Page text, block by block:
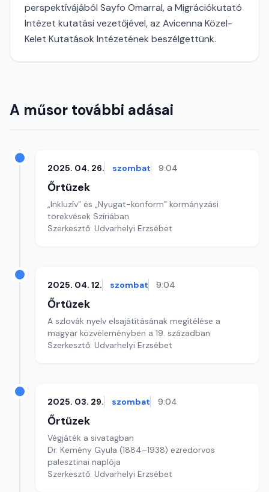
perspektívájából Sayfo Omarral, a Migrációkutató
Intézet kutatási vezetőjével, az Avicenna Közel-
Kelet Kutatások Intézetének beszélgettünk.
A műsor további adásai
2025. 04. 26. szombat 9:04
Őrtüzek
„Inkluzív” és „Nyugat-konform” kormányzási
törekvések Szíriában
Szerkesztő: Udvarhelyi Erzsébet
2025. 04. 12. szombat 9:04
Őrtüzek
A szlovák nyelv elsajátításának megítélése a
magyar közvéleményben a 19. században
Szerkesztő: Udvarhelyi Erzsébet
2025. 03. 29. szombat 9:04
Őrtüzek
Végjáték a sivatagban
Dr. Kemény Gyula (1884–1938) ezredorvos
palesztinai naplója
Szerkesztő: Udvarhelyi Erzsébet